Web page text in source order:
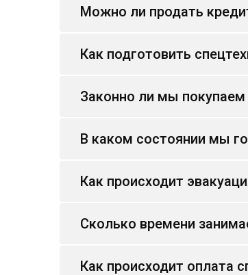
Можно ли продать
Как подготовить
Законно ли мы покупаем
В каком состоянии мы
Как происходит
Сколько времени
Как происходит оплата